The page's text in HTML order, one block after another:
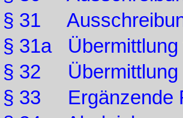
§ 31
§ 31a Übermittlung
§ 32 Übermittlung
§ 33 Ergänzende